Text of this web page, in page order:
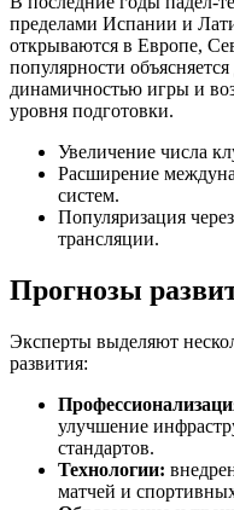
пределами Испании и
открываются в Европе,
популярности
динамичностью игры и
уровня подготовки.
Увеличение числа
Расширение
систем.
Популяризация
трансляции.
Прогнозы
Эксперты выделяют
развития:
улучшение
стандартов.
Технологии:
матчей и